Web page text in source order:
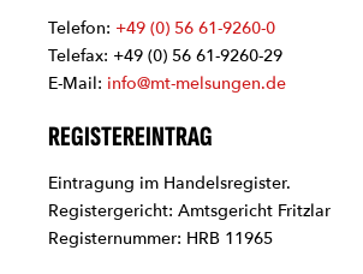
Telefon: +49 (0) 56 61-9260-0
Telefax: +49 (0) 56 61-9260-29
E-Mail: info@mt-melsungen.de
REGISTEREINTRAG
Eintragung im Handelsregister.
Registergericht: Amtsgericht Fritzlar
Registernummer: HRB 11965